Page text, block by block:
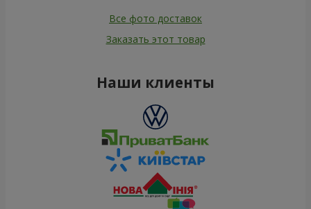
Все фото доставок
Заказать этот товар
Наши клиенты